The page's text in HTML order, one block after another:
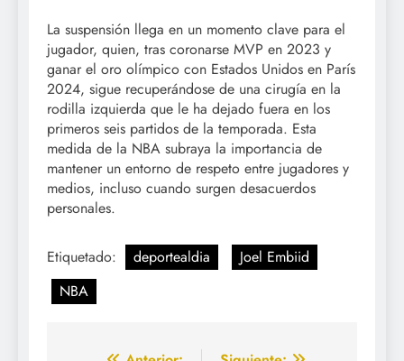
La suspensión llega en un momento clave para el
jugador, quien, tras coronarse MVP en 2023 y
ganar el oro olímpico con Estados Unidos en París
2024, sigue recuperándose de una cirugía en la
rodilla izquierda que le ha dejado fuera en los
primeros seis partidos de la temporada. Esta
medida de la NBA subraya la importancia de
mantener un entorno de respeto entre jugadores y
medios, incluso cuando surgen desacuerdos
personales.
Etiquetado: deportealdia
Joel Embiid
NBA